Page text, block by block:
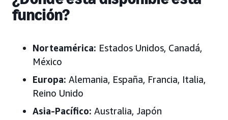
función?
Norteamérica: Estados Unidos, Canadá,
México
Europa: Alemania, España, Francia, Italia,
Reino Unido
Asia-Pacífico: Australia, Japón